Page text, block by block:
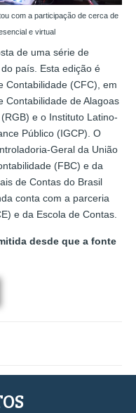
com a participação de cerca de
e virtual
de uma série de
país. Esta edição é
Contabilidade (CFC), em
Contabilidade de Alagoas
e o Instituto Latino-
Público (IGCP). O
Geral da União
(FBC) e da
de Contas do Brasil
conta com a parceria
e da Escola de Contas.
desde que a fonte